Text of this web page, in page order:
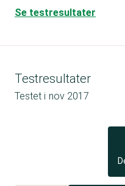
Se testresultater
Testresultater
Testet i nov 2017